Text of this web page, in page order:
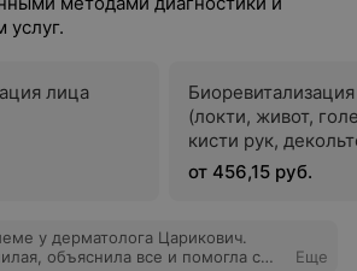
услуг.
лица
(локти, живот,
кисти рук,
зона
от 456,15 руб.
у дерматолога Царикович.
объяснила все и помогла с
Еще